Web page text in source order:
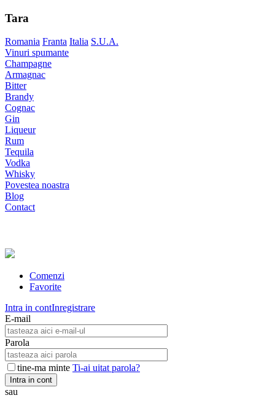
Tara
Romania Franta Italia S.U.A.
Vinuri spumante
Champagne
Armagnac
Bitter
Brandy
Cognac
Gin
Liqueur
Rum
Tequila
Vodka
Whisky
Povestea noastra
Blog
Contact
Comenzi
Favorite
Intra in contInregistrare
E-mail
Parola
tine-ma minte Ti-ai uitat parola?
Intra in cont
sau